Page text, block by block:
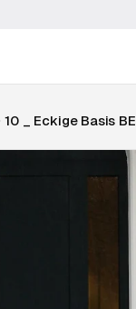
10 _ Eckige Basis BE